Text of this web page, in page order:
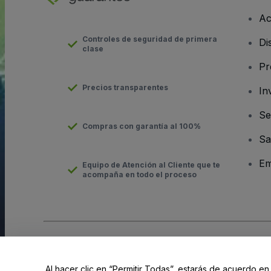
Controles de seguridad de primera
clase
Precios transparentes
Compras con garantía al 100%
Equipo de Atención al Cliente que te
acompaña en todo el proceso
Al hacer clic en “Permitir Todas”, estarás de acuerdo